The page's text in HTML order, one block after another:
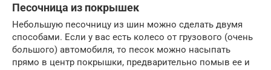
Песочница из покрышек
Небольшую песочницу из шин можно сделать двумя
способами. Если у вас есть колесо от грузового (очень
большого) автомобиля, то песок можно насыпать
прямо в центр покрышки, предварительно помыв ее и